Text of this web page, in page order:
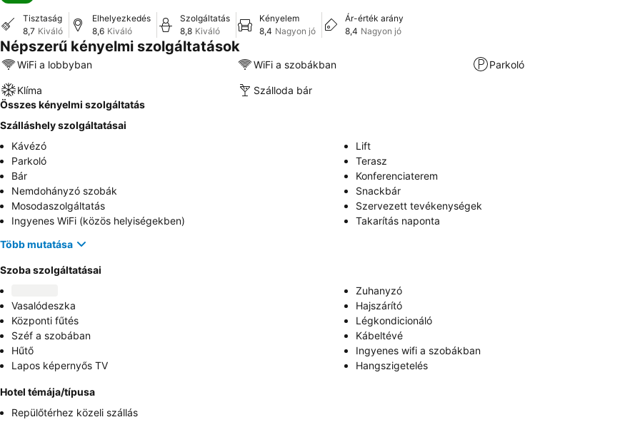
Tisztaság
8,7 Kiváló
Elhelyezkedés
8,6 Kiváló
Szolgáltatás
8,8 Kiváló
Kényelem
8,4 Nagyon jó
Ár-érték arány
8,4 Nagyon jó
Népszerű kényelmi szolgáltatások
WiFi a lobbyban WiFi a szobákban Parkoló
Klíma
Szálloda bár
Összes kényelmi szolgáltatás
Szálláshely szolgáltatásai
Kávézó
Lift
Parkoló
Terasz
Bár
Konferenciaterem
Nemdohányzó szobák
Snackbár
Mosodaszolgáltatás
Szervezett tevékenységek
Ingyenes WiFi (közös helyiségekben)
Takarítás naponta
Több mutatása
Szoba szolgáltatásai
Zuhanyzó
Vasalódeszka
Hajszárító
Központi fűtés
Légkondicionáló
Széf a szobában
Kábeltévé
Hűtő
Ingyenes wifi a szobákban
Lapos képernyős TV
Hangszigetelés
Hotel témája/típusa
Repülőtérhez közeli szállás